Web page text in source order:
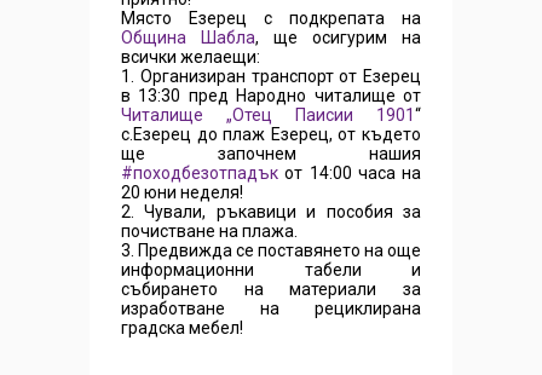
Място Езерец с подкрепата на
Община Шабла, ще осигурим на
всички желаещи:
1. Организиран транспорт от Езерец
в 13:30 пред Народно читалище от
Читалище „Отец Паисии 1901“
с.Езерец до плаж Езерец, от където
ще започнем нашия
#походбезотпадък от 14:00 часа на
20 юни неделя!
2. Чували, ръкавици и пособия за
почистване на плажа.
3. Предвижда се поставянето на още
информационни табели и
събирането на материали за
изработване на рециклирана
градска мебел!